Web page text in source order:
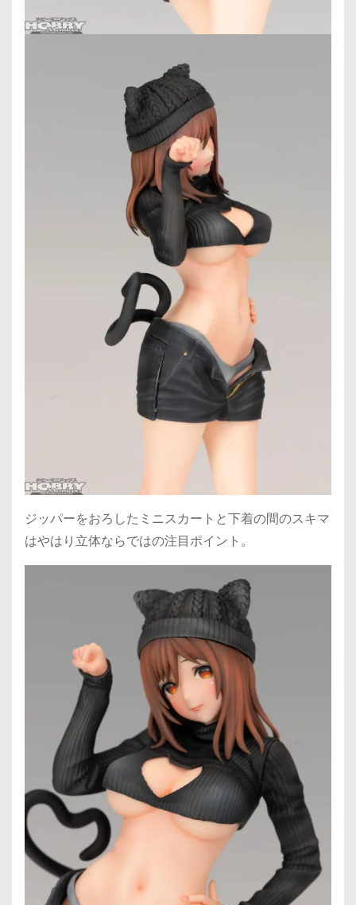
ジッパーをおろしたミニスカートと下着の間のスキマ
はやはり立体ならではの注目ポイント。